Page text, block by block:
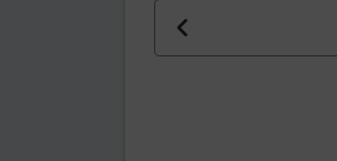
Uhrzeit der Hinfahrt